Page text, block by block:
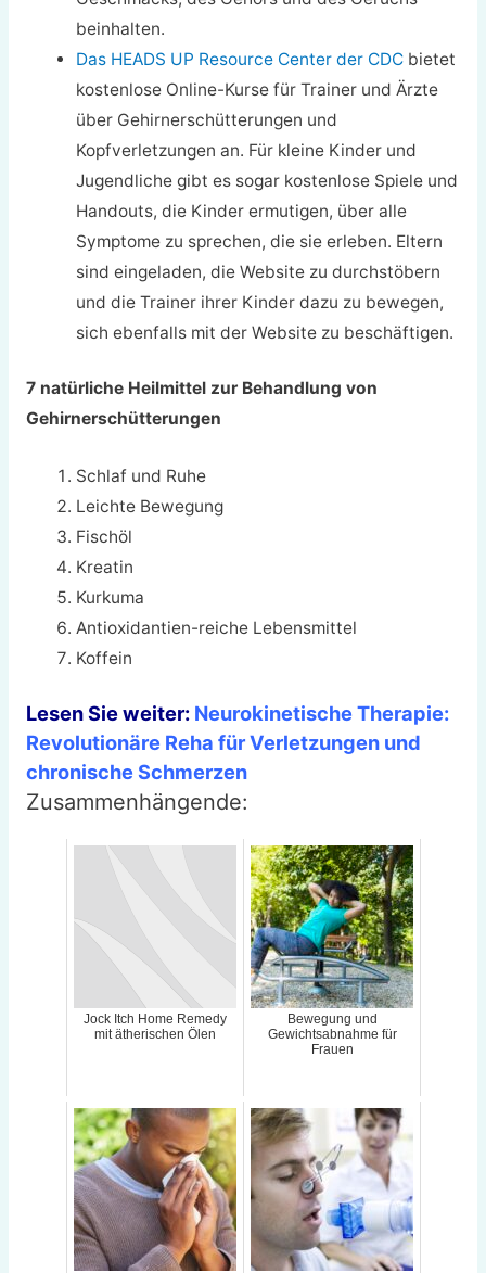
beinhalten.
Das HEADS UP Resource Center der CDC bietet
kostenlose Online-Kurse für Trainer und Ärzte
über Gehirnerschütterungen und
Kopfverletzungen an. Für kleine Kinder und
Jugendliche gibt es sogar kostenlose Spiele und
Handouts, die Kinder ermutigen, über alle
Symptome zu sprechen, die sie erleben. Eltern
sind eingeladen, die Website zu durchstöbern
und die Trainer ihrer Kinder dazu zu bewegen,
sich ebenfalls mit der Website zu beschäftigen.
7 natürliche Heilmittel zur Behandlung von
Gehirnerschütterungen
Schlaf und Ruhe
Leichte Bewegung
Fischöl
Kreatin
Kurkuma
Antioxidantien-reiche Lebensmittel
Koffein
Lesen Sie weiter: Neurokinetische Therapie:
Revolutionäre Reha für Verletzungen und
chronische Schmerzen
Zusammenhängende:
Jock Itch Home Remedy
mit ätherischen Ölen
Bewegung und
Gewichtsabnahme für
Frauen